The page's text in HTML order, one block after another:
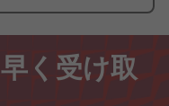
く受け取